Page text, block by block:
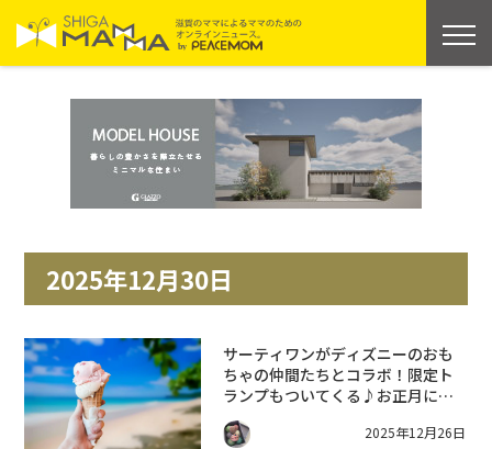
2025年12月30日
サーティワンがディズニーのおも
ちゃの仲間たちとコラボ！限定ト
ランプもついてくる♪お正月にみ
んなで美味しく楽しく⭐︎モバイルオ
ーダーは12/26(金)からスタート！
2025年12月26日